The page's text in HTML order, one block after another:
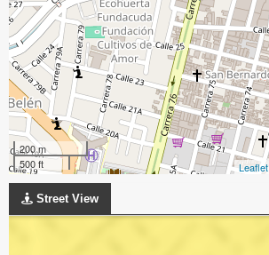
200 m
500 ft
Leaflet
Street View